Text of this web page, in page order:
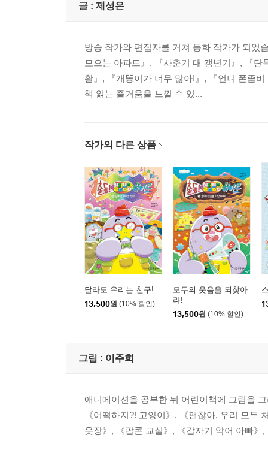
글 : 제성은
방송 작가와 편집자를 거쳐 동화 작가가 되었
모으는 아파트』, 『사춘기 대 갱년기』, 『
활』, 『개똥이가 너무 많아!』, 『언니 폰좀
책 읽는 즐거움을 느낄 수 있...
작가의 다른 상품
달라도 우리는 친구!
13,500원 (10% 할인)
모두의 웃음을 되찾아
라!
13,500원 (10% 할인)
그림 : 이주희
애니메이션을 공부한 뒤 어린이책에 그림을
《어떡하지?! 고양이》, 《괜찮아, 우리 모두
옷장》, 《팝콘 교실》, 《갑자기 악어 아빠